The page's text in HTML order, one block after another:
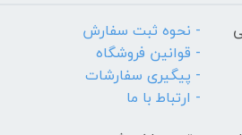
- نحوه ثبت سفارش
- قوانین فروشگاه
- پیگیری سفارشات
- ارتباط با ما